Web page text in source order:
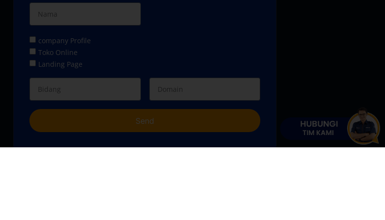
company Profile
Toko Online
Landing Page
Send